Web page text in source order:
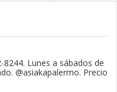
8244. Lunes a sábados de
@asiakapalermo. Precio